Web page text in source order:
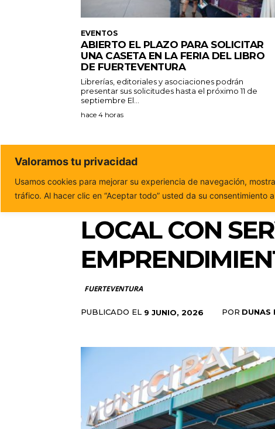
EVENTOS
ABIERTO EL PLAZO PARA SOLICITAR
UNA CASETA EN LA FERIA DEL LIBRO
DE FUERTEVENTURA
Librerías, editoriales y asociaciones podrán
presentar sus solicitudes hasta el próximo 11 de
septiembre El...
hace 4 horas